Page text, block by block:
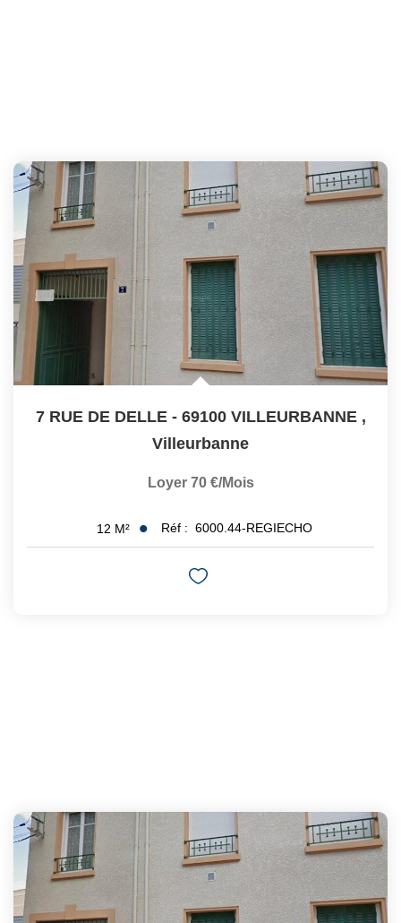
7 RUE DE DELLE - 69100 VILLEURBANNE ,
Villeurbanne
Loyer 70 €/mois
12 M² Réf : 6000.44-REGIECHO